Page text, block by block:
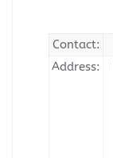
Contact:
Address: